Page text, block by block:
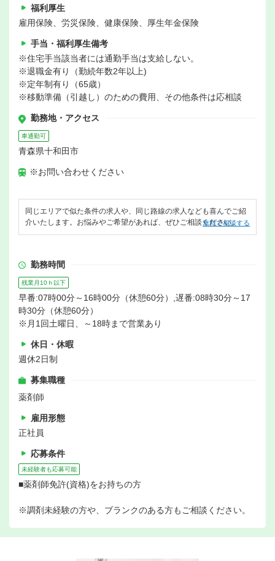
福利厚生
雇用保険、労災保険、健康保険、厚生年金保険
手当・福利厚生備考
※住宅手当該当者には通勤手当は支給しない。
※退職金有り（勤続年数2年以上)
※定年制有り（65歳）
※移動準備（引越し）のための費用、その他条件は応相談
勤務地・アクセス
車通勤可
青森県十和田市
※お問い合わせください
同じエリアで似た条件の求人や、同じ路線の求人なども喜んでご紹
介いたします。お悩みやご希望があれば、ぜひご相談ください。
無料で相談する
勤務時間
残業月10ｈ以下
早番:07時00分～16時00分（休憩60分）,遅番:08時30分～17
時30分（休憩60分）
※月1回土曜日、～18時まで営業あり
休日・休暇
週休2日制
募集職種
薬剤師
雇用形態
正社員
応募条件
未経験者も応募可能
■薬剤師免許(資格)をお持ちの方
※調剤未経験の方や、ブランクのある方もご相談ください。